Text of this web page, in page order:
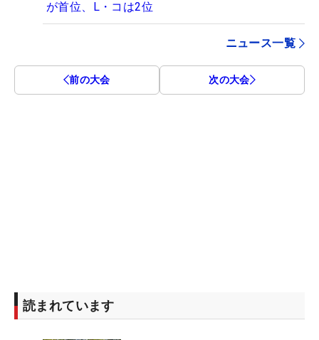
が首位、L・コは2位
ニュース一覧
前の大会 次の大会
読まれています